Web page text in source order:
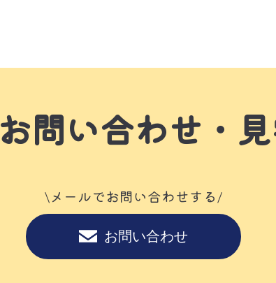
お問い合わせ・
\メールでお問い合わせする/
お問い合わせ